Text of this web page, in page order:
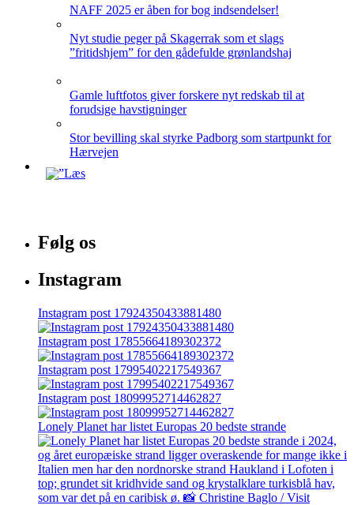
NAFF 2025 er åben for bog indsendelser!
Nyt studie peger på Skagerrak som et slags
”fritidshjem” for den gådefulde grønlandshaj
Gamle luftfotos giver forskere nyt redskab til at
forudsige havstigninger
Stor bevilling skal styrke Padborg som startpunkt for
Hærvejen
Følg os
Instagram
Instagram post 17924350433881480
Instagram post 17855664189302372
Instagram post 17995402217549367
Instagram post 18099952714462827
Lonely Planet har listet Europas 20 bedste strande